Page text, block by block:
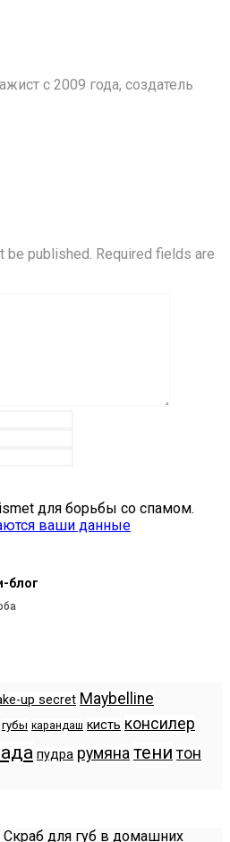
с 2009 года, создатель
be published. Required fields are
для борьбы со спамом.
ваши данные
блог
up secret Maybelline
губы карандаш кисть консилер
пудра румяна тени тон
Скраб для губ в домашних